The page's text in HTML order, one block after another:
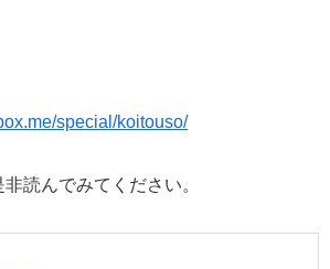
special/koitouso/
読んでみてください。